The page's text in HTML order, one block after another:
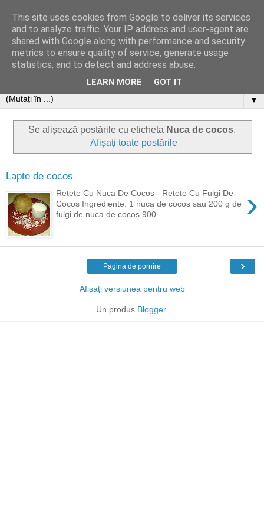
▼
Se afișează postările cu eticheta Nuca de cocos.
Afișați toate postările
Lapte de cocos
›
Retete Cu Nuca De Cocos - Retete Cu Fulgi De
Cocos Ingrediente: 1 nuca de cocos sau 200 g de
fulgi de nuca de cocos 900 ...
›
Pagina de pornire
Afișați versiunea pentru web
Un produs Blogger.
This site uses cookies from Google to deliver its services
and to analyze traffic. Your IP address and user-agent are
shared with Google along with performance and security
metrics to ensure quality of service, generate usage
statistics, and to detect and address abuse.
LEARN MORE GOT IT